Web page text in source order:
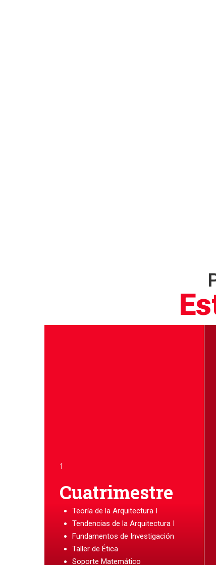
1
Cuatrimestre
Teoría de la Arquitectura I
Tendencias de la Arquitectura I
Fundamentos de Investigación
Taller de Ética
Soporte Matemático